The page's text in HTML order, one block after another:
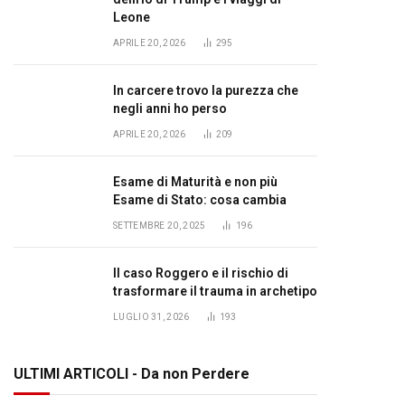
Leone
APRILE 20, 2026 295
In carcere trovo la purezza che
negli anni ho perso
APRILE 20, 2026 209
Esame di Maturità e non più
Esame di Stato: cosa cambia
SETTEMBRE 20, 2025 196
Il caso Roggero e il rischio di
trasformare il trauma in archetipo
LUGLIO 31, 2026 193
ULTIMI ARTICOLI - Da non Perdere